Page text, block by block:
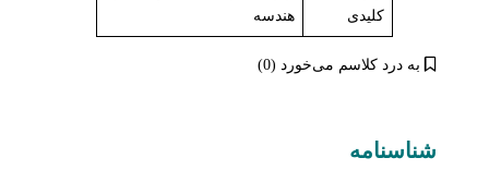
کلیدی
هندسه
به درد کلاسم می‌خورد (0)
شناسنامه‌